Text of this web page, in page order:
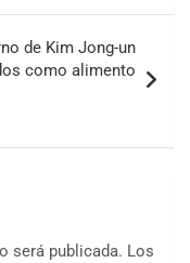
de Kim Jong-un
como alimento
será publicada. Los